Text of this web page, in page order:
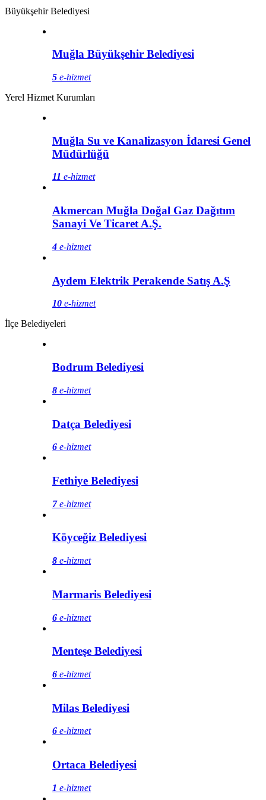
Büyükşehir Belediyesi
Muğla Büyükşehir Belediyesi
5 e-hizmet
Yerel Hizmet Kurumları
Muğla Su ve Kanalizasyon İdaresi Genel
Müdürlüğü
11 e-hizmet
Akmercan Muğla Doğal Gaz Dağıtım
Sanayi Ve Ticaret A.Ş.
4 e-hizmet
Aydem Elektrik Perakende Satış A.Ş
10 e-hizmet
İlçe Belediyeleri
Bodrum Belediyesi
8 e-hizmet
Datça Belediyesi
6 e-hizmet
Fethiye Belediyesi
7e-hizmet
Köyceğiz Belediyesi
8 e-hizmet
Marmaris Belediyesi
6 e-hizmet
Menteşe Belediyesi
6 e-hizmet
Milas Belediyesi
6 e-hizmet
Ortaca Belediyesi
1 e-hizmet